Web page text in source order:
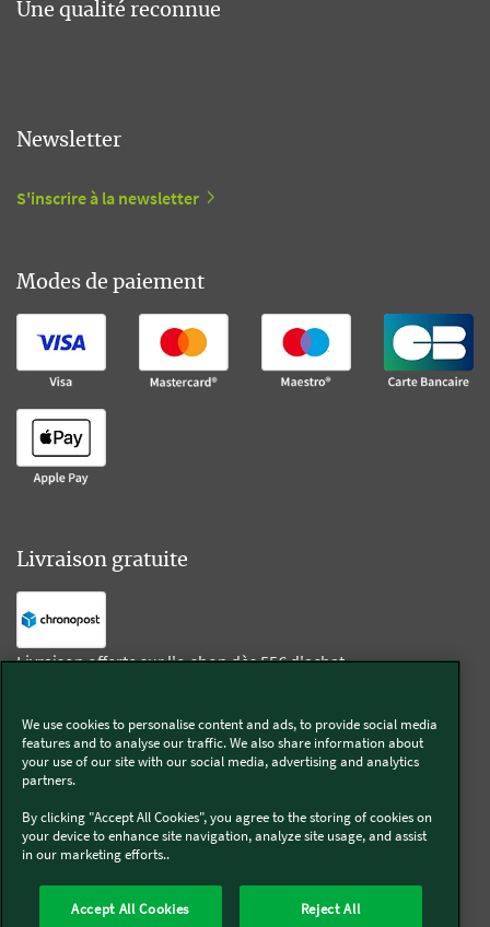
Une qualité reconnue
Newsletter
S'inscrire à la newsletter
Modes de paiement
Livraison gratuite
Livraison offerte sur l'e-shop dès 55€ d'achat.
Suivez-nous
Kobold
Thermomix®
We use cookies to personalise content and ads, to provide social media
features and to analyse our traffic. We also share information about
your use of our site with our social media, advertising and analytics
partners.
By clicking "Accept All Cookies", you agree to the storing of cookies on
your device to enhance site navigation, analyze site usage, and assist
in our marketing efforts..
Accept All Cookies Reject All